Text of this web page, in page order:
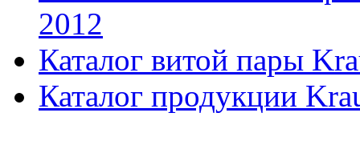
2012
Каталог витой пары
Каталог продукции